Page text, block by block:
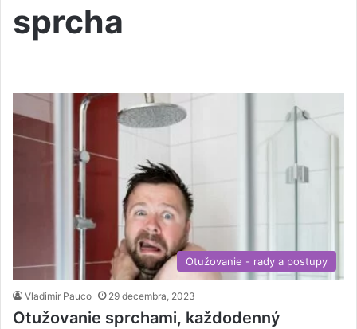
sprcha
Otužovanie - rady a postupy
Vladimir Pauco 29 decembra, 2023
Otužovanie sprchami, každodenný